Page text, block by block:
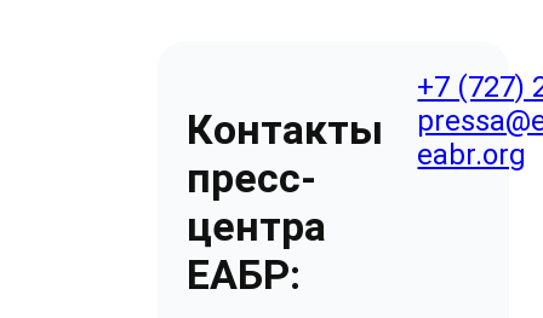
Контакты
пресс-
центра
ЕАБР:
+7 (727)
eabr.org